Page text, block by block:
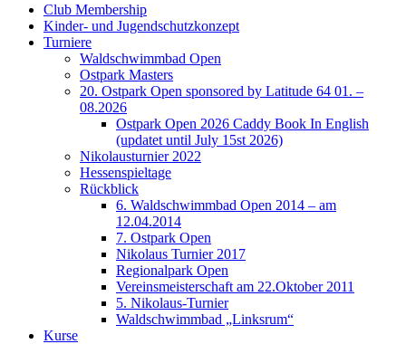
Club Membership
Kinder- und Jugendschutzkonzept
Turniere
Waldschwimmbad Open
Ostpark Masters
20. Ostpark Open sponsored by Latitude 64 01. –
08.2026
Ostpark Open 2026 Caddy Book In English
(updatet until July 15st 2026)
Nikolausturnier 2022
Hessenspieltage
Rückblick
6. Waldschwimmbad Open 2014 – am
12.04.2014
7. Ostpark Open
Nikolaus Turnier 2017
Regionalpark Open
Vereinsmeisterschaft am 22.Oktober 2011
5. Nikolaus-Turnier
Waldschwimmbad „Linksrum“
Kurse